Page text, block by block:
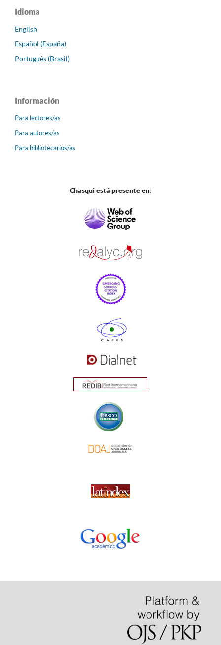
Idioma
English
Español (España)
Português (Brasil)
Información
Para lectores/as
Para autores/as
Para bibliotecarios/as
Chasqui está presente en: